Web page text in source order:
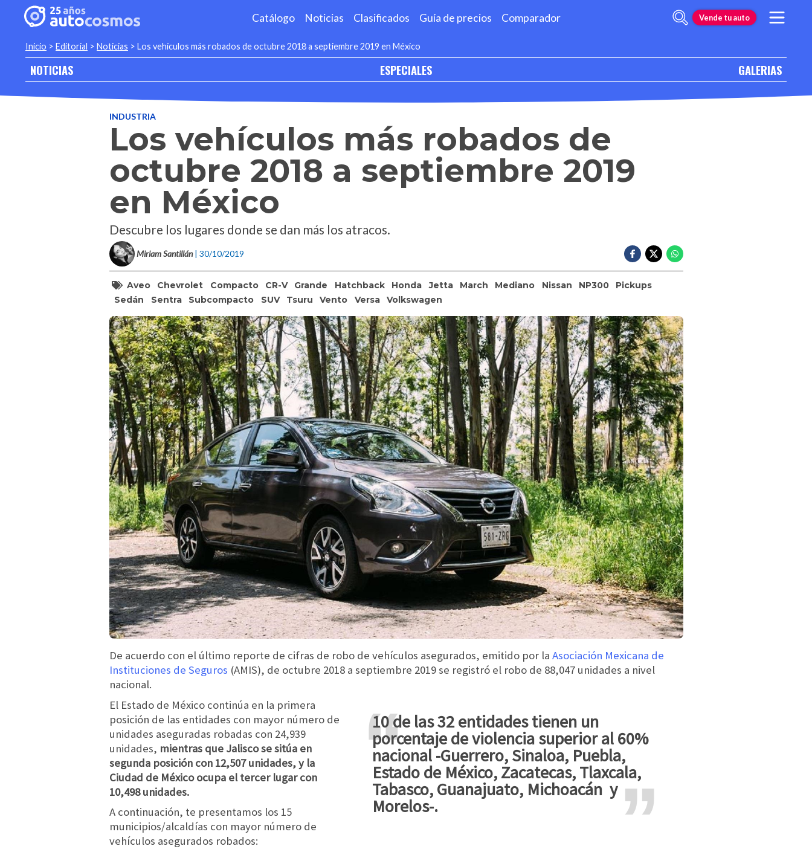
Catálogo Noticias Clasificados Guía de precios Comparador Vende tu auto
Inicio > Editorial > Noticias > Los vehículos más robados de octubre 2018 a septiembre 2019 en México
NOTICIAS ESPECIALES GALERIAS
INDUSTRIA
Los vehículos más robados de
octubre 2018 a septiembre 2019
en México
Descubre los lugares donde se dan más los atracos.
Miriam Santillán | 30/10/2019
Aveo Chevrolet Compacto CR-V Grande Hatchback Honda Jetta March Mediano Nissan NP300
Pickups
Sedán
Sentra Subcompacto SUV Tsuru Vento Versa Volkswagen
De acuerdo con el último reporte de cifras de robo de vehículos asegurados, emitido por la Asociación Mexicana de
Instituciones de Seguros (AMIS), de octubre 2018 a septiembre 2019 se registró el robo de 88,047 unidades a nivel
nacional.
10 de las 32 entidades tienen un
porcentaje de violencia superior al 60%
nacional -Guerrero, Sinaloa, Puebla,
Estado de México, Zacatecas, Tlaxcala,
Tabasco, Guanajuato, Michoacán y
Morelos-.
El Estado de México continúa en la primera
posición de las entidades con mayor número de
unidades aseguradas robadas con 24,939
unidades, mientras que Jalisco se sitúa en
segunda posición con 12,507 unidades, y la
Ciudad de México ocupa el tercer lugar con
10,498 unidades.
A continuación, te presentamos los 15
municipios/alcaldías con mayor número de
vehículos asegurados robados: